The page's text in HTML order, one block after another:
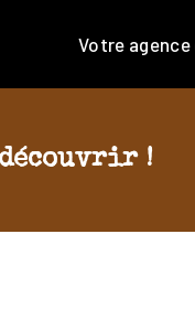
Votre agence
découvrir !